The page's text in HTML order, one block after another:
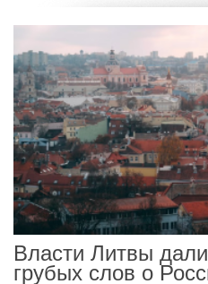
Власти Литвы
грубых слов о